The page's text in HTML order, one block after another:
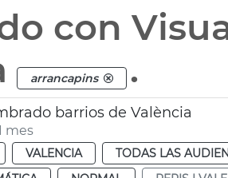
con
arrancapins .
barrios de València
mes
VALENCIA TODAS LAS